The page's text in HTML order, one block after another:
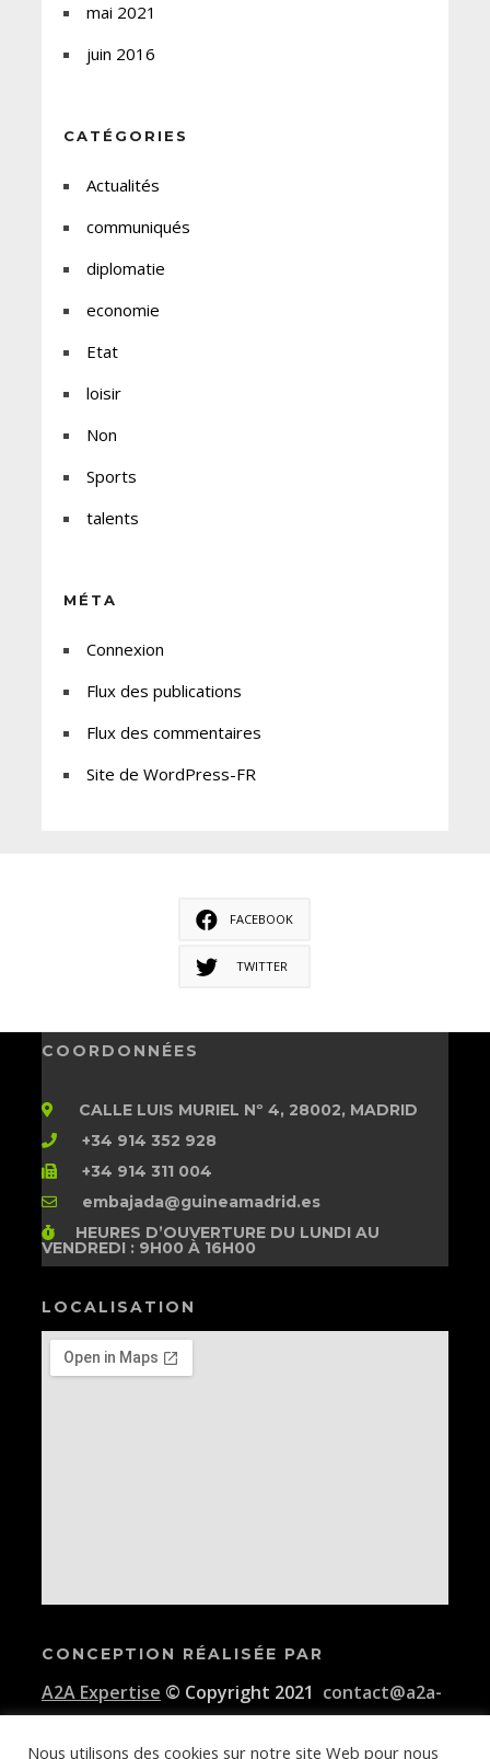
mai 2021
juin 2016
CATÉGORIES
Actualités
communiqués
diplomatie
economie
Etat
loisir
Non
Sports
talents
MÉTA
Connexion
Flux des publications
Flux des commentaires
Site de WordPress-FR
FACEBOOK
TWITTER
COORDONNÉES
CALLE LUIS MURIEL Nº 4, 28002, MADRID
+34 914 352 928
+34 914 311 004
embajada@guineamadrid.es
HEURES D’OUVERTUREDU LUNDI AU
VENDREDI : 9H00 À 16H00
LOCALISATION
CONCEPTION RÉALISÉE PAR
A2A Expertise © Copyright 2021 contact@a2a-
expertise.com
Nous utilisons des cookies sur notre site Web pour nous